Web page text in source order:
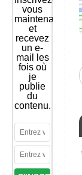
vous
maintenant
et
recevez
un e-
mail les
fois où
je
publie
du
contenu.